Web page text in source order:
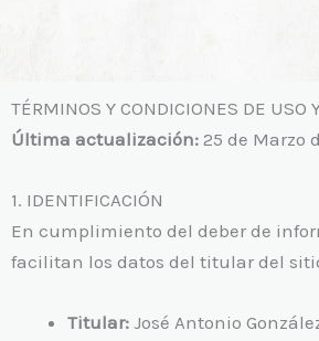
TÉRMINOS Y CONDICIONES DE USO
Última actualización: 25 de Marzo
1. IDENTIFICACIÓN
En cumplimiento del deber de
facilitan los datos del titular del
Titular: José Antonio